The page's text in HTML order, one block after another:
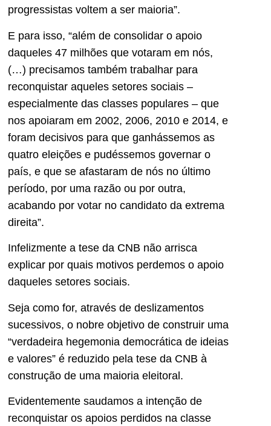
progressistas voltem a ser maioria”.
E para isso, “além de consolidar o apoio
daqueles 47 milhões que votaram em nós,
(…) precisamos também trabalhar para
reconquistar aqueles setores sociais –
especialmente das classes populares – que
nos apoiaram em 2002, 2006, 2010 e 2014, e
foram decisivos para que ganhássemos as
quatro eleições e pudéssemos governar o
país, e que se afastaram de nós no último
período, por uma razão ou por outra,
acabando por votar no candidato da extrema
direita”.
Infelizmente a tese da CNB não arrisca
explicar por quais motivos perdemos o apoio
daqueles setores sociais.
Seja como for, através de deslizamentos
sucessivos, o nobre objetivo de construir uma
“verdadeira hegemonia democrática de ideias
e valores” é reduzido pela tese da CNB à
construção de uma maioria eleitoral.
Evidentemente saudamos a intenção de
reconquistar os apoios perdidos na classe